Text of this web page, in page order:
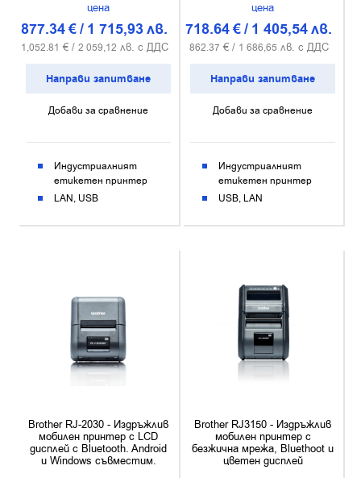
цена
877.34€/ 1 715,93лв.
1,052.81 € / 2 059,12 лв. с ДДС
Направи запитване
Добави за сравнение
Индустриалният
етикетен принтер
LAN USB
цена
718.64€/ 1 405,54лв.
862.37 € / 1 686,65 лв. с ДДС
Направи запитване
Добави за сравнение
Индустриалният
етикетен принтер
USB LAN
Brother RJ-2030 - Издръжлив
мобилен принтер с LCD
дисплей с Bluetooth. Android
и Windows съвместим.
Brother RJ3150 - Издръжлив
мобилен принтер с
безжична мрежа, Bluethoot и
цветен дисплей